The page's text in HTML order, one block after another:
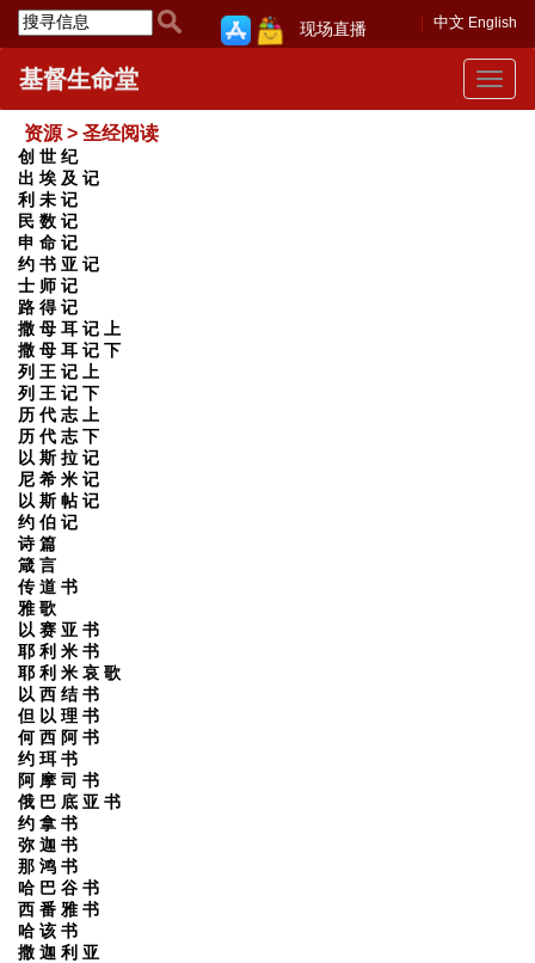
中文 English
现场直播
Toggle
基督生命堂
资源 > 圣经阅读
创 世 纪
出 埃 及 记
利 未 记
民 数 记
申 命 记
约 书 亚 记
士 师 记
路 得 记
撒 母 耳 记 上
撒 母 耳 记 下
列 王 记 上
列 王 记 下
历 代 志 上
历 代 志 下
以 斯 拉 记
尼 希 米 记
以 斯 帖 记
约 伯 记
诗 篇
箴 言
传 道 书
雅 歌
以 赛 亚 书
耶 利 米 书
耶 利 米 哀 歌
以 西 结 书
但 以 理 书
何 西 阿 书
约 珥 书
阿 摩 司 书
俄 巴 底 亚 书
约 拿 书
弥 迦 书
那 鸿 书
哈 巴 谷 书
西 番 雅 书
哈 该 书
撒 迦 利 亚